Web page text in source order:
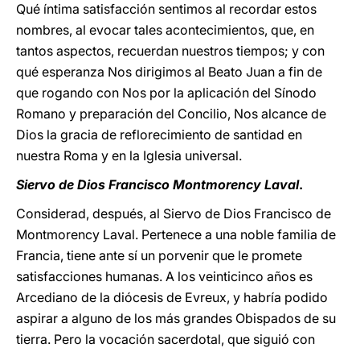
Qué íntima satisfacción sentimos al recordar estos
nombres, al evocar tales acontecimientos, que, en
tantos aspectos, recuerdan nuestros tiempos; y con
qué esperanza Nos dirigimos al Beato Juan a fin de
que rogando con Nos por la aplicación del Sínodo
Romano y preparación del Concilio, Nos alcance de
Dios la gracia de reflorecimiento de santidad en
nuestra Roma y en la Iglesia universal.
Siervo de Dios Francisco Montmorency Laval.
Considerad, después, al Siervo de Dios Francisco de
Montmorency Laval. Pertenece a una noble familia de
Francia, tiene ante sí un porvenir que le promete
satisfacciones humanas. A los veinticinco años es
Arcediano de la diócesis de Evreux, y habría podido
aspirar a alguno de los más grandes Obispados de su
tierra. Pero la vocación sacerdotal, que siguió con